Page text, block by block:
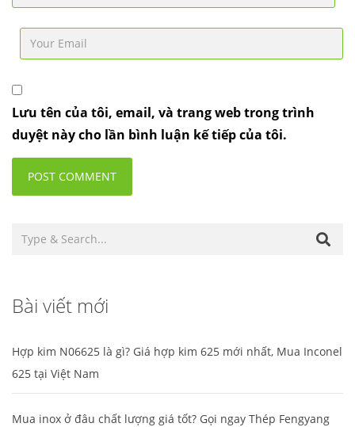
Lưu tên của tôi, email, và trang web trong trình
duyệt này cho lần bình luận kế tiếp của tôi.
Bài viết mới
Hợp kim N06625 là gì? Giá hợp kim 625 mới nhất, Mua Inconel
625 tại Việt Nam
Mua inox ở đâu chất lượng giá tốt? Gọi ngay Thép Fengyang